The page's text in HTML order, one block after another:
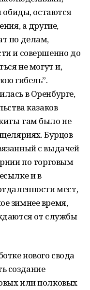
обиды, остаются
а другие,
по делам,
и совершенно до
не могут и,
гибель”.
в Оренбурге,
казаков
там было не
Бурцов
с выдачей
по торговым
и в
мест,
зимнее время,
от службы
нового свода
соз­дание
или полковых